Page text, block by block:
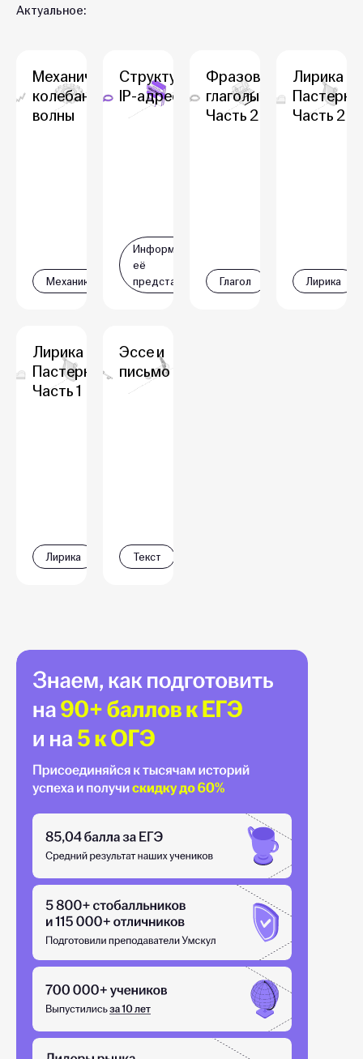
Актуальное:
Механические
колебания и
волны
Механика
Структура
IP-адреса
Информация и
её
представление
Фразовые
глаголы.
Часть 2
Глагол
Лирика
Часть 2
Лирика
Лирика Б.Л.
Пастернака.
Часть 1
Лирика
Эссе и
письмо
Текст